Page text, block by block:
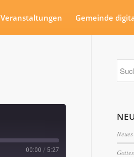
Veranstaltungen Gemeinde
00:00 / 5:27